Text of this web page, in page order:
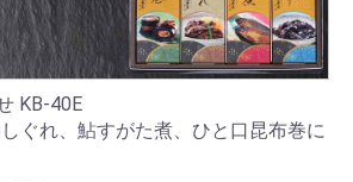
KB-40E
ぐれ、鮎すがた煮、ひと口昆布巻に